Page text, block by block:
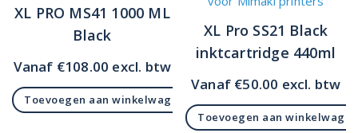
XL PRO MS41 1000 ML
Black
Vanaf €108.00 excl. btw
Toevoegen aan winkelwagen
XL Pro SS21 Black
inktcartridge 440ml
Vanaf €50.00 excl. btw
Toevoegen aan winkelwagen